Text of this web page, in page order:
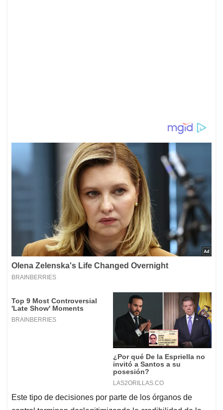
Este tipo de decisiones por parte de los órganos de